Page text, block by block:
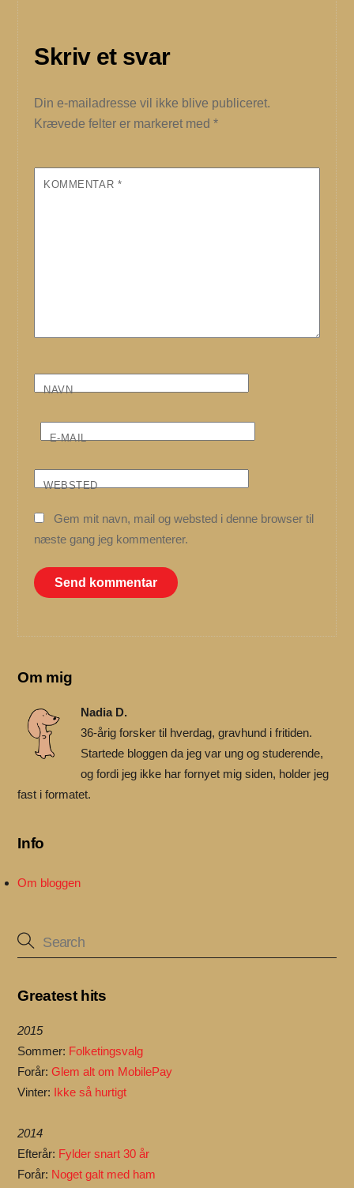
Skriv et svar
Din e-mailadresse vil ikke blive publiceret.
Krævede felter er markeret med*
KOMMENTAR *
NAVN
E-MAIL
WEBSTED
Gem mit navn, mail og websted i denne browser til
næste gang jeg kommenterer.
Om mig
Nadia D.
36-årig forsker til hverdag, gravhund i fritiden.
Startede bloggen da jeg var ung og studerende,
og fordi jeg ikke har fornyet mig siden, holder jeg
fast i formatet.
Info
Om bloggen
Greatest hits
2015
Sommer: Folketingsvalg
Forår:Glem alt om MobilePay
Vinter: Ikke så hurtigt
2014
Efterår: Fylder snart 30 år
Forår: Noget galt med ham